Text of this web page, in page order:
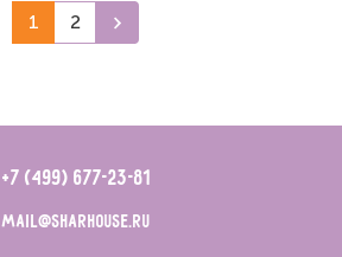
1 2
+7 (499) 677-23-81
mail@sharhouse.ru